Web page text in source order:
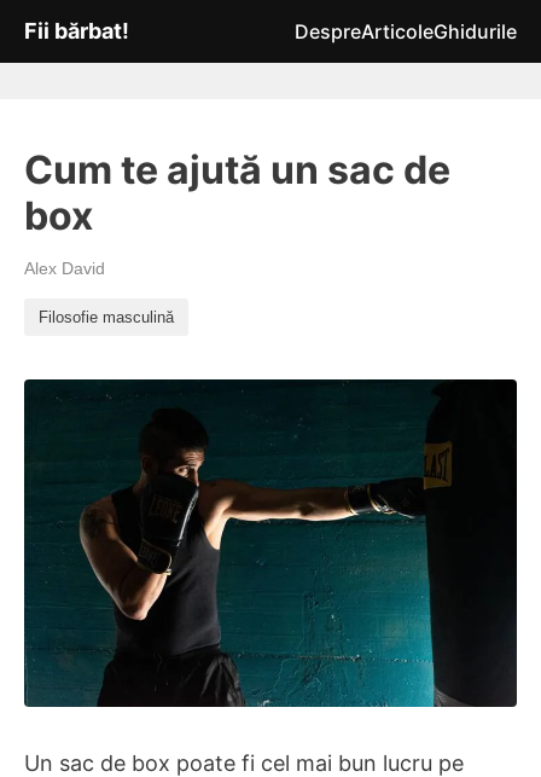
Fii bărbat! DespreArticoleGhidurile
Cum te ajută un sac de
box
Alex David
Filosofie masculină
Un sac de box poate fi cel mai bun lucru pe